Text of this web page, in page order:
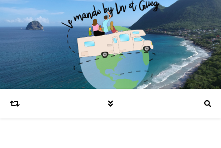
Blog voyages en famille et expatriation